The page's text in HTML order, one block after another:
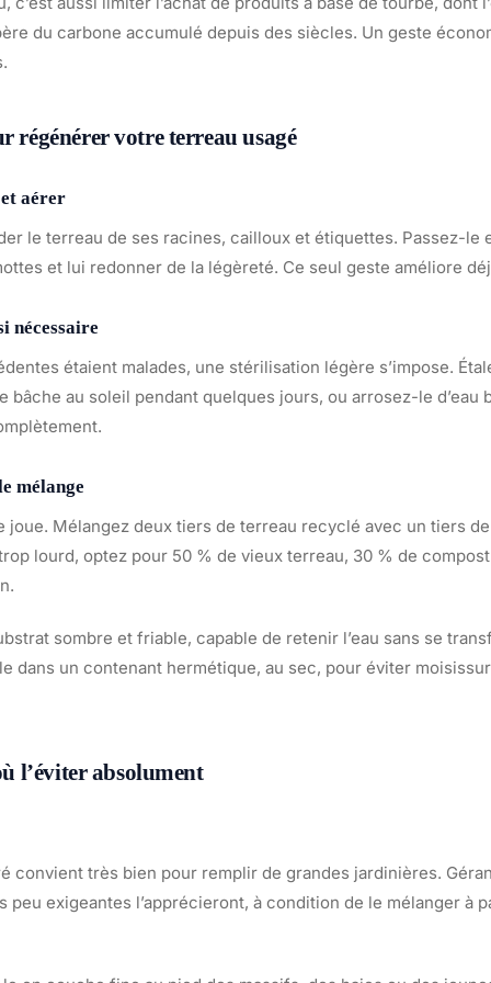
du carbone accumulé depuis des siècles. Un geste
régénérer votre terreau usagé
aérer
le terreau de ses racines, cailloux et étiquettes. Passez-le
et lui redonner de la légèreté. Ce seul geste améliore
nécessaire
étaient malades, une stérilisation légère s’impose.
bâche au soleil pendant quelques jours, ou arrosez-le d’eau
mélange
joue. Mélangez deux tiers de terreau recyclé avec un tiers
lourd, optez pour 50 % de vieux terreau, 30 % de
sombre et friable, capable de retenir l’eau sans se
dans un contenant hermétique, au sec, pour éviter
l’éviter absolument
convient très bien pour remplir de grandes jardinières.
peu exigeantes l’apprécieront, à condition de le mélanger à